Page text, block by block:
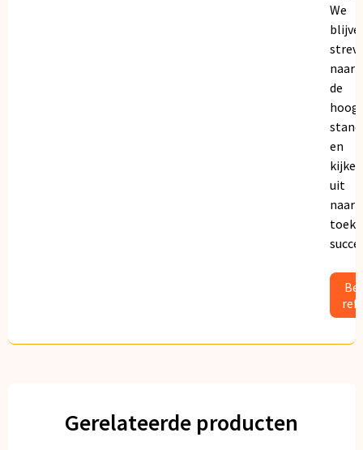
We
naar
de
en
kijken
uit
naar
Gerelateerde producten